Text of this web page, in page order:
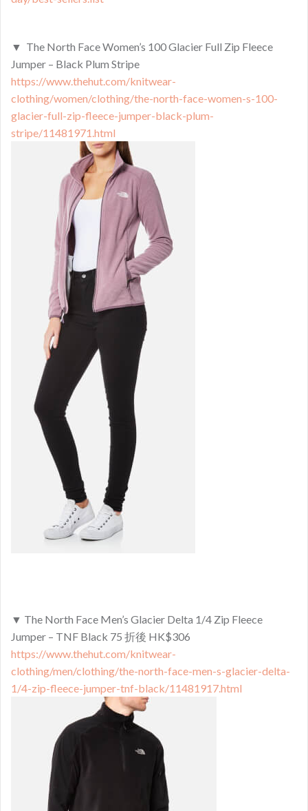
▼ The North Face Women’s 100 Glacier Full Zip Fleece
Jumper – Black Plum Stripe
https://www.thehut.com/knitwear-
clothing/women/clothing/the-north-face-women-s-100-
glacier-full-zip-fleece-jumper-black-plum-
stripe/11481971.html
▼ The North Face Men’s Glacier Delta 1/4 Zip Fleece
Jumper – TNF Black 75 折後 HK$306
https://www.thehut.com/knitwear-
clothing/men/clothing/the-north-face-men-s-glacier-delta-
1/4-zip-fleece-jumper-tnf-black/11481917.html